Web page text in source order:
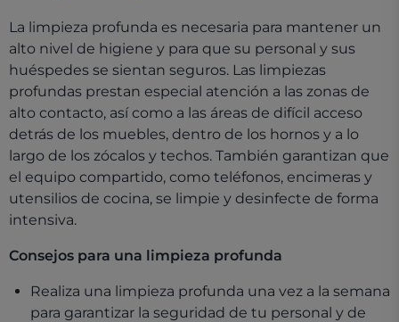
La limpieza profunda es necesaria para mantener un
alto nivel de higiene y para que su personal y sus
huéspedes se sientan seguros. Las limpiezas
profundas prestan especial atención a las zonas de
alto contacto, así como a las áreas de difícil acceso
detrás de los muebles, dentro de los hornos y a lo
largo de los zócalos y techos. También garantizan que
el equipo compartido, como teléfonos, encimeras y
utensilios de cocina, se limpie y desinfecte de forma
intensiva.
Consejos para una limpieza profunda
Realiza una limpieza profunda una vez a la semana
para garantizar la seguridad de tu personal y de